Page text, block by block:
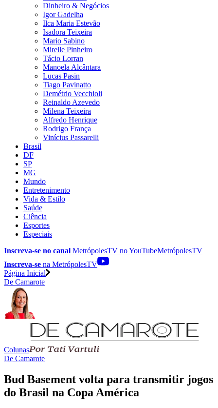
Dinheiro & Negócios
Igor Gadelha
Ilca Maria Estevão
Isadora Teixeira
Mario Sabino
Mirelle Pinheiro
Tácio Lorran
Manoela Alcântara
Lucas Pasin
Tiago Pavinatto
Demétrio Vecchioli
Reinaldo Azevedo
Milena Teixeira
Alfredo Henrique
Rodrigo França
Vinícius Passarelli
Brasil
DF
SP
MG
Mundo
Entretenimento
Vida & Estilo
Saúde
Ciência
Esportes
Especiais
Inscreva-se no canal MetrópolesTV noYouTubeMetrópolesTV
Inscreva-se na MetrópolesTV
Página Inicial
De Camarote
Colunas
De Camarote
Bud Basement volta para transmitir jogos
do Brasil na Copa América